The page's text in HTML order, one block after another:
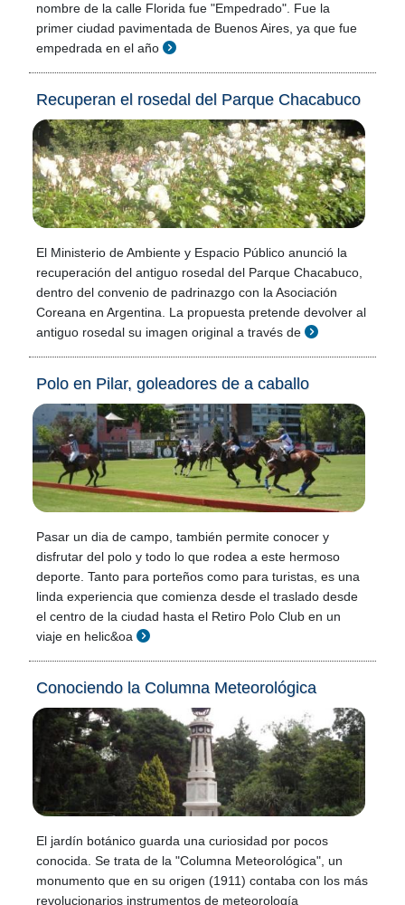
nombre de la calle Florida fue "Empedrado". Fue la
primer ciudad pavimentada de Buenos Aires, ya que fue
empedrada en el año
Recuperan el rosedal del Parque Chacabuco
El Ministerio de Ambiente y Espacio Público anunció la
recuperación del antiguo rosedal del Parque Chacabuco,
dentro del convenio de padrinazgo con la Asociación
Coreana en Argentina. La propuesta pretende devolver al
antiguo rosedal su imagen original a través de
Polo en Pilar, goleadores de a caballo
Pasar un dia de campo, también permite conocer y
disfrutar del polo y todo lo que rodea a este hermoso
deporte. Tanto para porteños como para turistas, es una
linda experiencia que comienza desde el traslado desde
el centro de la ciudad hasta el Retiro Polo Club en un
viaje en helic&oa
Conociendo la Columna Meteorológica
El jardín botánico guarda una curiosidad por pocos
conocida. Se trata de la "Columna Meteorológica", un
monumento que en su origen (1911) contaba con los más
revolucionarios instrumentos de meteorología